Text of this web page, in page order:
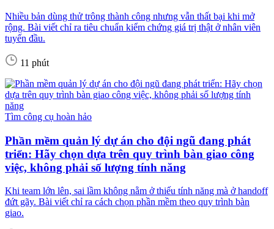
Nhiều bản dùng thử trông thành công nhưng vẫn thất bại khi mở
rộng. Bài viết chỉ ra tiêu chuẩn kiểm chứng giá trị thật ở nhân viên
tuyến đầu.
11 phút
Tìm công cụ hoàn hảo
Phần mềm quản lý dự án cho đội ngũ đang phát
triển: Hãy chọn dựa trên quy trình bàn giao công
việc, không phải số lượng tính năng
Khi team lớn lên, sai lầm không nằm ở thiếu tính năng mà ở handoff
đứt gãy. Bài viết chỉ ra cách chọn phần mềm theo quy trình bàn
giao.